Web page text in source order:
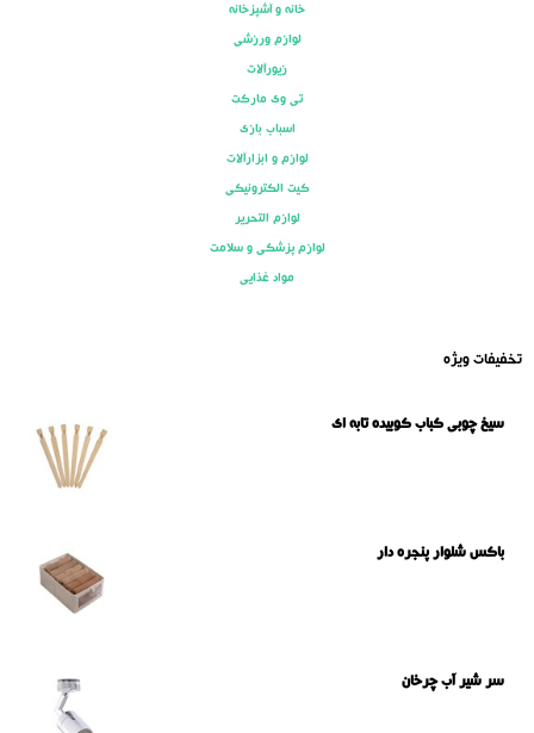
خانه و آشپزخانه
لوازم ورزشی
زیورآلات
تی وی مارکت
اسباب بازی
لوازم و ابزارآلات
کیت الکترونیکی
لوازم التحریر
لوازم پزشکی و سلامت
مواد غذایی
تخفیفات ویژه
سیخ چوبی کباب کوبیده تابه ای
باکس شلوار پنجره دار
سر شیر آب چرخان